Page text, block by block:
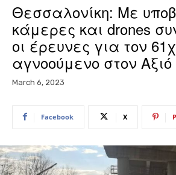
Θεσσαλονίκη: Με
κάμερες και drones
οι έρευνες για τον
αγνοούμενο στον Αξιό
March 6, 2023
Facebook X